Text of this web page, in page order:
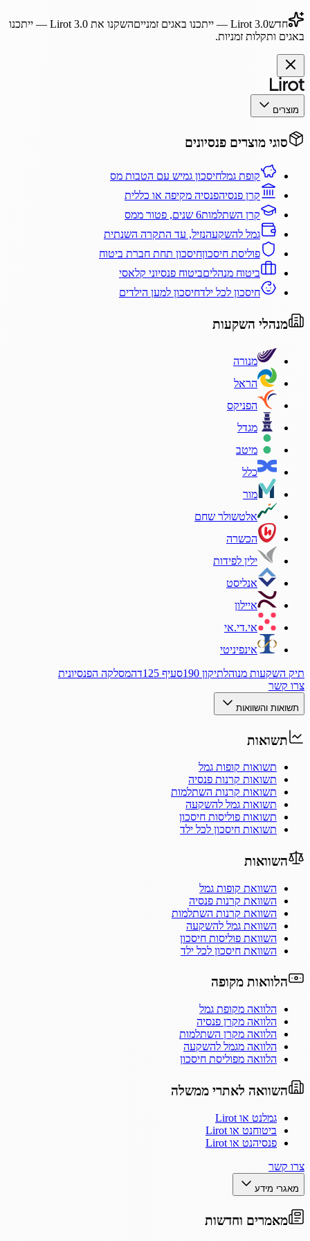
חדשLirot 3.0 — ייתכנו באגים זמנייםהשקנו את Lirot 3.0— ייתכנו
באגים ותקלות זמניות.
מוצרים
סוגי מוצרים פנסיונים
קופת גמלחיסכון גמיש עם הטבות מס
קרן פנסיהפנסיה מקיפה או כללית
קרן השתלמות6 שנים, פטור ממס
גמל להשקעהנזיל, עד התקרה השנתית
פוליסת חיסכוןחיסכון תחת חברת ביטוח
ביטוח מנהליםביטוח פנסיוני קלאסי
חיסכון לכל ילדחיסכון למען הילדים
מנהלי השקעות
מנורה
הראל
הפניקס
מגדל
מיטב
כלל
מור
אלטשולר שחם
הכשרה
ילין לפידות
אנליסט
איילון
אי.די.אי
אינפיניטי
תיק השקעות מנוהלתיקון 190 סעיף 125ד
המסלקה הפנסיונית
צרו קשר
תשואות והשוואות
תשואות
תשואות קופות גמל
תשואות קרנות פנסיה
תשואות קרנות השתלמות
תשואות גמל להשקעה
תשואות פוליסות חיסכון
תשואות חיסכון לכל ילד
השוואות
השוואת קופות גמל
השוואת קרנות פנסיה
השוואת קרנות השתלמות
השוואת גמל להשקעה
השוואת פוליסות חיסכון
השוואת חיסכון לכל ילד
הלוואות מקופה
הלוואה מקופת גמל
הלוואה מקרן פנסיה
הלוואה מקרן השתלמות
הלוואה מגמל להשקעה
הלוואה מפוליסת חיסכון
השוואה לאתרי ממשלה
גמלנט או Lirot
ביטוחנט או Lirot
פנסיהנט או Lirot
צרו קשר
מאגרי מידע
מאמרים וחדשות